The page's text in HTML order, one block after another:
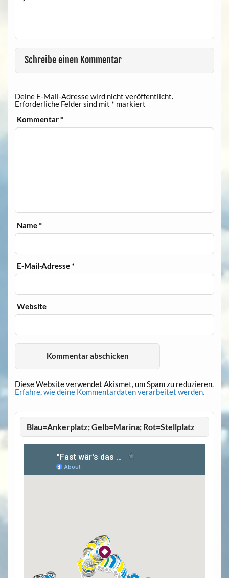
Schreibe einen Kommentar
Deine E-Mail-Adresse wird nicht veröffentlicht.
Erforderliche Felder sind mit * markiert
Kommentar*
Name*
E-Mail-Adresse*
Website
Diese Website verwendet Akismet, um Spam zu reduzieren.
Erfahre, wie deine Kommentardaten verarbeitet werden.
Blau=Ankerplatz; Gelb=Marina; Rot=Stellplatz